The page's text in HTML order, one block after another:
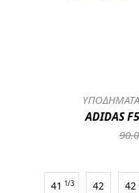
ADIDAS
41 1/3 42 42